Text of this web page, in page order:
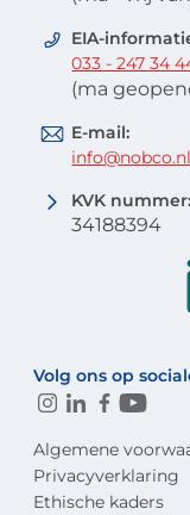
EIA-
033 - 247 34
(ma
E-mail:
info@nobco.nl
KVK nummer:
34188394
Volg ons op
Algemene
Privacyverklaring
Ethische kaders